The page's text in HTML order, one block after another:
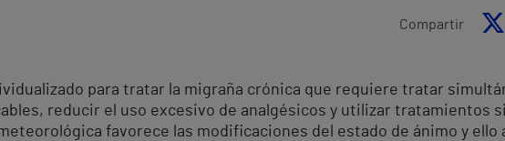
Compartir
para tratar la migraña crónica que requiere tratar
reducir el uso excesivo de analgésicos y utilizar tratamientos
favorece las modificaciones del estado de ánimo y ello